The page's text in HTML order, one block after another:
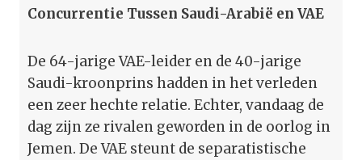
Concurrentie Tussen Saudi-Arabië en VAE
De 64-jarige VAE-leider en de 40-jarige
Saudi-kroonprins hadden in het verleden
een zeer hechte relatie. Echter, vandaag de
dag zijn ze rivalen geworden in de oorlog in
Jemen. De VAE steunt de separatistische